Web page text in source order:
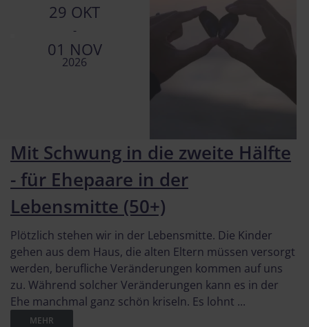
29 OKT
-
01 NOV
2026
Mit Schwung in die zweite Hälfte
- für Ehepaare in der
Lebensmitte (50+)
Plötzlich stehen wir in der Lebensmitte. Die Kinder
gehen aus dem Haus, die alten Eltern müssen versorgt
werden, berufliche Veränderungen kommen auf uns
zu. Während solcher Veränderungen kann es in der
Ehe manchmal ganz schön kriseln. Es lohnt ...
MEHR